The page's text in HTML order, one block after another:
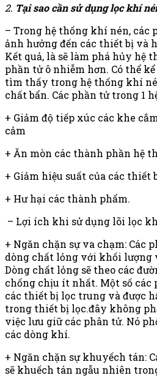
2. Tại sao cần sử dụng lọc khí
– Trong hệ thống khí nén, các
ảnh hưởng đến các thiết bị và
Kết quả, là sẽ làm phá hủy hệ
phần tử ô nhiễm hơn. Có thể
tìm thấy trong hệ thống khí
chất bẩn. Các phần tử trong 1
+ Giảm độ tiếp xúc các khe
cảm
+ Ăn mòn các thành phần hệ
+ Giảm hiệu suất của các thiết
+ Hư hại các thành phẩm.
– Lợi ích khi sử dụng lõi lọc
+ Ngăn chặn sự va chạm: Các
dòng chất lỏng với khối lượng
Dòng chất lỏng sẽ theo các
chống chịu ít nhất. Một số các
các thiết bị lọc trung và được
trong thiết bị lọc.đây không
việc lưu giữ các phân tử. Nó
các dòng khí.
+ Ngăn chặn sự khuyếch tán:
sẽ khuếch tán ngẫu nhiên